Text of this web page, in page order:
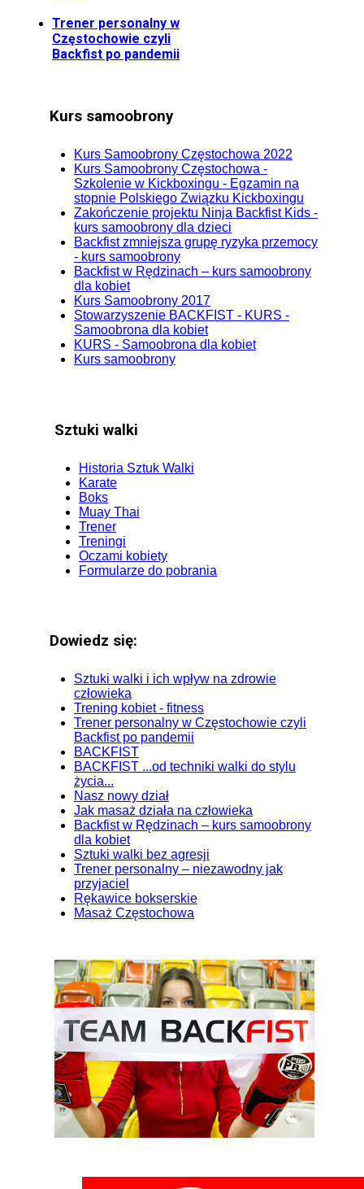
Trener personalny w
Częstochowie czyli
Backfist po pandemii
Kurs samoobrony
Kurs Samoobrony Częstochowa 2022
Kurs Samoobrony Częstochowa -
Szkolenie w Kickboxingu - Egzamin na
stopnie Polskiego Związku Kickboxingu
Zakończenie projektu Ninja Backfist Kids -
kurs samoobrony dla dzieci
Backfist zmniejsza grupę ryzyka przemocy
- kurs samoobrony
Backfist w Rędzinach – kurs samoobrony
dla kobiet
Kurs Samoobrony 2017
Stowarzyszenie BACKFIST - KURS -
Samoobrona dla kobiet
KURS - Samoobrona dla kobiet
Kurs samoobrony
Sztuki walki
Historia Sztuk Walki
Karate
Boks
Muay Thai
Trener
Treningi
Oczami kobiety
Formularze do pobrania
Dowiedz się:
Sztuki walki i ich wpływ na zdrowie
człowieka
Trening kobiet - fitness
Trener personalny w Częstochowie czyli
Backfist po pandemii
BACKFIST
BACKFIST ...od techniki walki do stylu
życia...
Nasz nowy dział
Jak masaż działa na człowieka
Backfist w Rędzinach – kurs samoobrony
dla kobiet
Sztuki walki bez agresji
Trener personalny – niezawodny jak
przyjaciel
Rękawice bokserskie
Masaż Częstochowa